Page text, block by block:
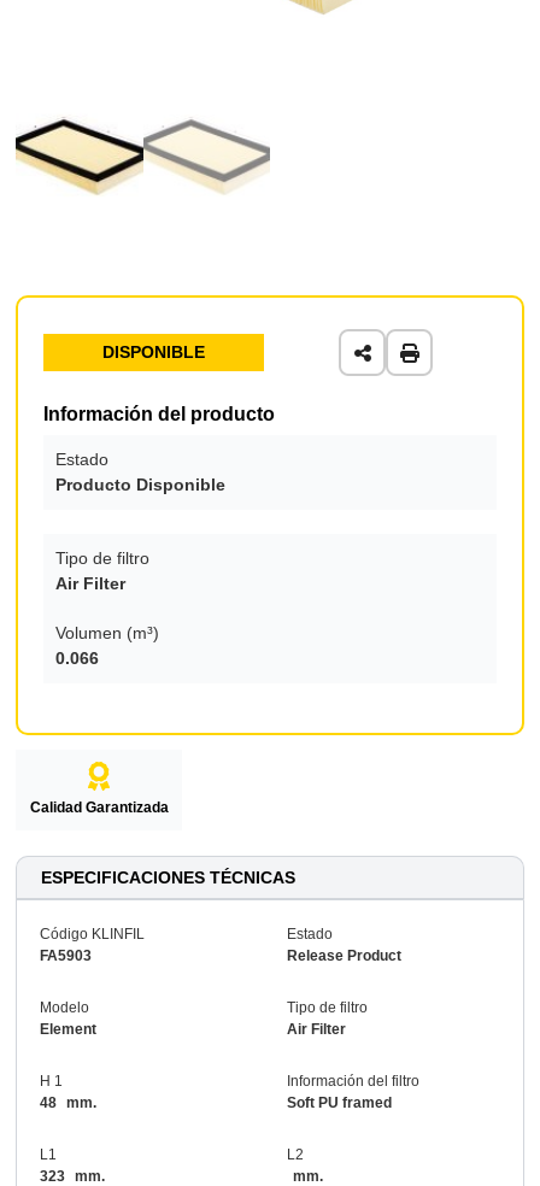
DISPONIBLE
Información del producto
Estado
Producto Disponible
Tipo de filtro
Air Filter
Volumen (m³)
0.066
Calidad Garantizada
ESPECIFICACIONES TÉCNICAS
Código KLINFIL
FA5903
Estado
Release Product
Modelo
Element
Tipo de filtro
Air Filter
H 1
48 mm.
Información del filtro
Soft PU framed
L1
323 mm.
L2
mm.